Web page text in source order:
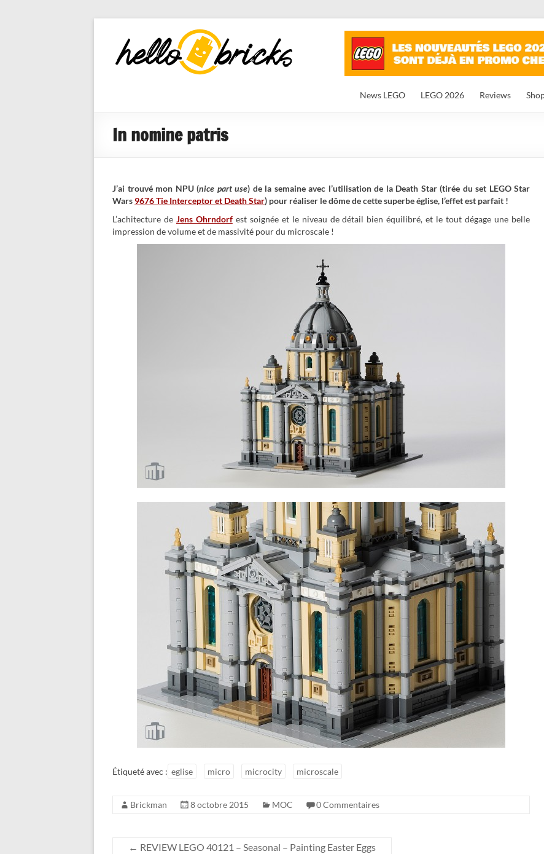
HelloBricks
Blog LEGO,
nouveaut�s
News LEGO LEGO 2026 Reviews
In nomine patris
J’ai trouvé mon NPU (nice part use) de la semaine avec l’utilisation de la Death Star (tirée du set LEGO Star
Wars 9676 Tie Interceptor et Death Star) pour réaliser le dôme de cette superbe église, l’effet est parfait !
L’achitecture de Jens Ohrndorfest soignée et le niveau de détail bien équilibré, et le tout dégage une belle
impression de volume et de massivité pour du microscale !
Étiqueté avec : eglise micro microcity microscale
Brickman 8 octobre 2015 MOC 0 Commentaires
← REVIEW LEGO 40121 – Seasonal – Painting Easter Eggs